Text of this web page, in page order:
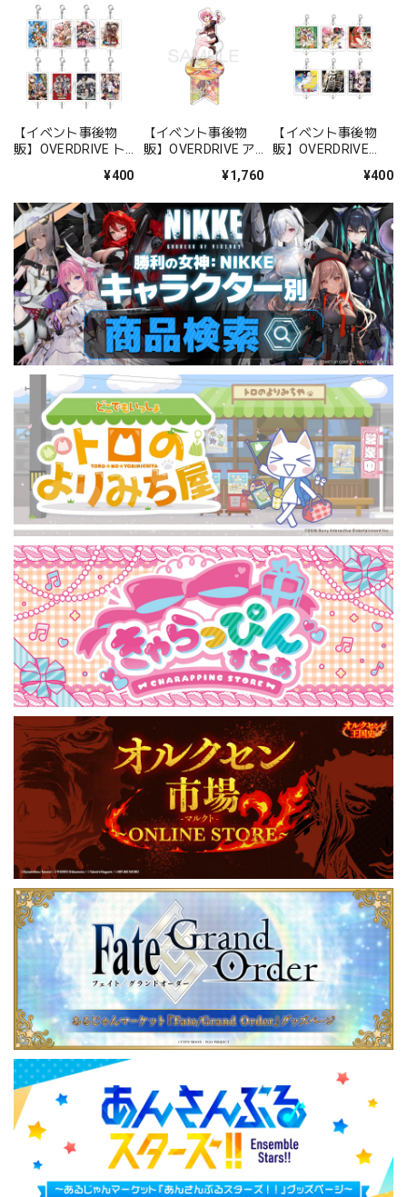
【イベント事後物
販】OVERDRIVE ト
ビジュアルチャーム
¥400
【イベント事後物
販】OVERDRIVE ア
¥1,760
【イベント事後物
販】OVERDRIVE
ディングCDパッケ
¥400